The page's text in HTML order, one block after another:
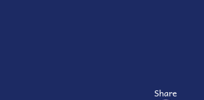
Share